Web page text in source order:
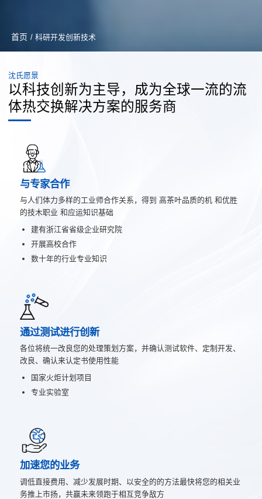
首页 / 科研开发创新技术
沈氏愿景
以科技创新为主导，成为全球一流的流
体热交换解决方案的服务商
与专家合作
与人们体力多样的工业师合作关系，得到 高茶叶品质的机 和优胜
的技木职业 和应运知识基础
建有浙江省省级企业研究院
开展高校合作
数十年的行业专业知识
通过测试进行创新
各位将统一改良您的处理策划方案，并确认测试软件、定制开发、
改良、确认来认定书使用性能
国家火炬计划项目
专业实验室
加速您的业务
调低直接费用、减少发展时期、以安全的的方法最快将您的相关业
务推上市扬，共赢未来领跑于相互竞争敌方